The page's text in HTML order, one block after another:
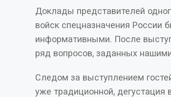
Доклады представителей
войск спецназначения России были очень интересными и
информативными. После выступлений докладчики ответили на
ряд вопросов, заданных
Следом за выступлением
уже традиционной, дегустация вин. В этом году в